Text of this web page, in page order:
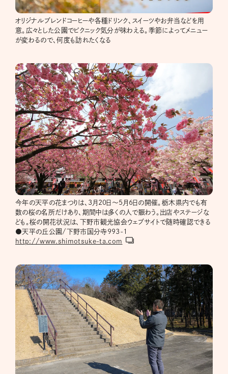
オリジナルブレンドコーヒーや各種ドリンク、スイーツやお弁当などを用
意。広々とした公園でピクニック気分が味わえる。季節によってメニュー
が変わるので、何度も訪れたくなる
今年の天平の花まつりは、3月20日～5月6日の開催。栃木県内でも有
数の桜の名所だけあり、期間中は多くの人で賑わう。出店やステージな
ども。桜の開花状況は、下野市観光協会ウェブサイトで随時確認できる
●天平の丘公園/下野市国分寺993-1
http://www.shimotsuke-ta.com